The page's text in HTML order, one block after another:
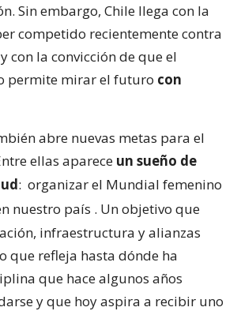
Sin embargo, Chile llega con la
competido recientemente contra
con la convicción de que el
permite mirar el futuro con
abre nuevas metas para el
ellas aparece un sueño de
: organizar el Mundial femenino
nuestro país . Un objetivo que
infraestructura y alianzas
que refleja hasta dónde ha
que hace algunos años
y que hoy aspira a recibir uno